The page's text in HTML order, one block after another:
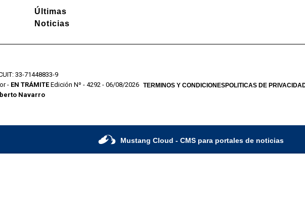
Últimas
Noticias
33-71448833-9
- EN TRÁMITE Edición Nº - 4292 - 06/08/2026
Navarro
TERMINOS Y CONDICIONESPOLITICAS DE
Mustang Cloud - CMS para portales de noticias